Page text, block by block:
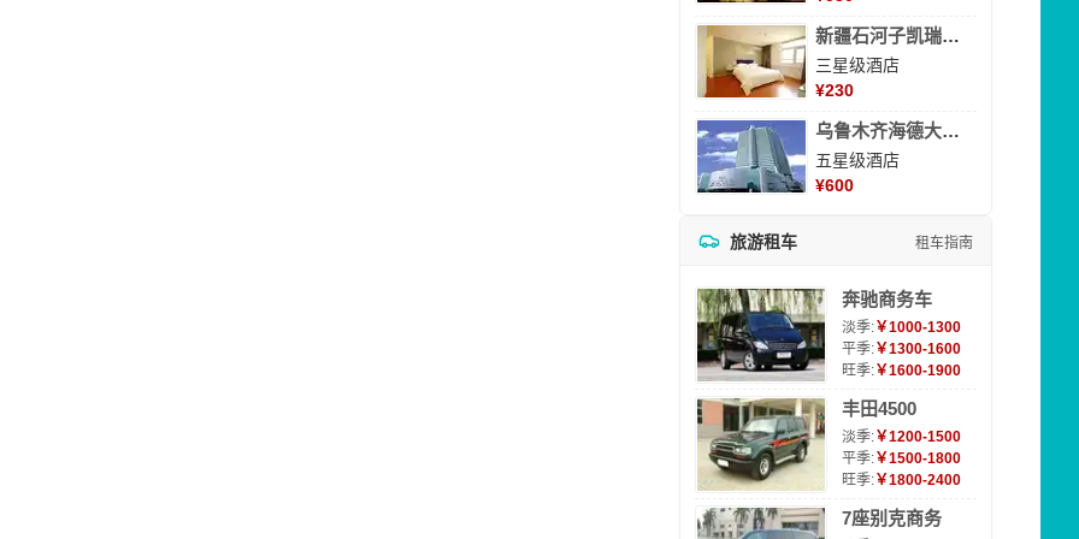
新疆石河子凯瑞酒店
三星级酒店
¥230
乌鲁木齐海德大酒店
五星级酒店
¥600
旅游租车 租车指南
奔驰商务车
淡季:￥1000-1300
平季:￥1300-1600
旺季:￥1600-1900
丰田4500
淡季:￥1200-1500
平季:￥1500-1800
旺季:￥1800-2400
7座别克商务